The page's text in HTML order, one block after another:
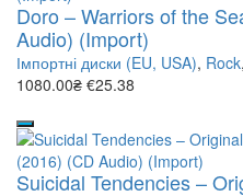
Doro – Warriors of the
Audio) (Import)
Імпортні диски (EU, USA), Rock
1080.00₴ €25.38
Suicidal Tendencies –